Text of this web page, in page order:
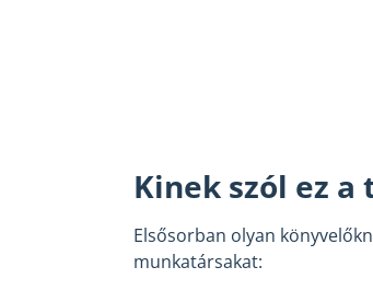
Kinek szól ez
Elsősorban olyan
munkatársakat: